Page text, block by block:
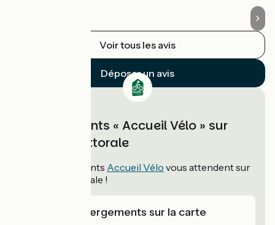
Voir tous les avis
Déposer un avis
Hébergements « Accueil Vélo » sur
Véloroute littorale
hébergements Accueil Vélo vous attendent sur
Véloroute littorale !
Voir les hébergements sur la carte